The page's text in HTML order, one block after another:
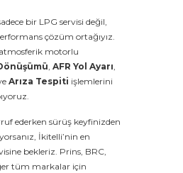
bir LPG servisi değil,
çözüm ortağıyız.
motorlu
, AFR Yol Ayarı,
Arıza Tespiti işlemlerini
ederken sürüş keyfinizden
İkitelli’nin en
bekleriz. Prins, BRC,
tüm markalar için